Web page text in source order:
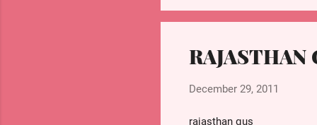
किसी घर्षण हिन सतह पर किसी
रोकेट संवेग संरक्षण के सिद्धांत
RAJASTHAN
December 29, 2011
rajasthan qus